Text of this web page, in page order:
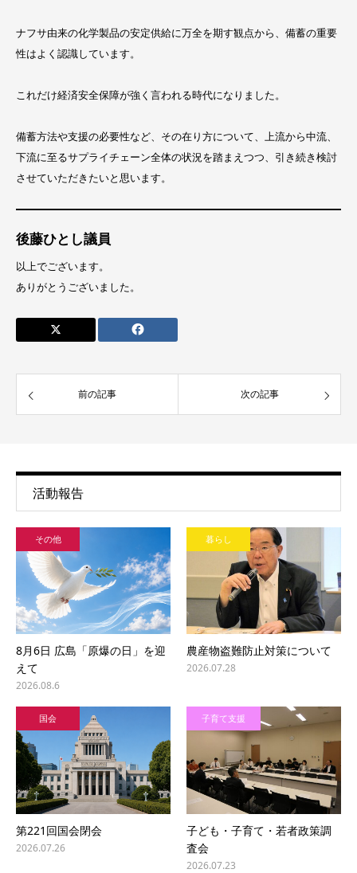
ナフサ由来の化学製品の安定供給に万全を期す観点から、備蓄の重要
性はよく認識しています。
これだけ経済安全保障が強く言われる時代になりました。
備蓄方法や支援の必要性など、その在り方について、上流から中流、
下流に至るサプライチェーン全体の状況を踏まえつつ、引き続き検討
させていただきたいと思います。
後藤ひとし議員
以上でございます。
ありがとうございました。
前の記事 次の記事
活動報告
その他
8月6日 広島「原爆の日」を迎
えて
2026.08.6
暮らし
農産物盗難防止対策について
2026.07.28
国会
第221回国会閉会
2026.07.26
子育て支援
子ども・子育て・若者政策調
査会
2026.07.23